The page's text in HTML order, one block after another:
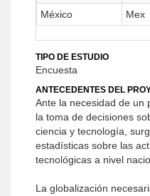
México
Mex
TIPO DE ESTUDIO
Encuesta
ANTECEDENTES DEL
Ante la necesidad de un
la toma de decisiones
ciencia y tecnología,
estadís­ticas sobre las
tecnológicas a nivel
La globalización